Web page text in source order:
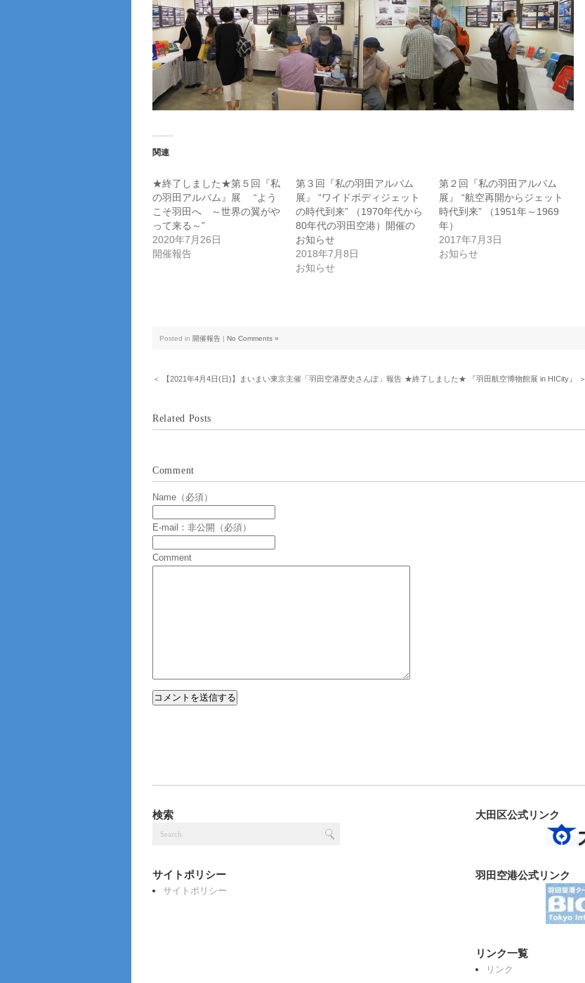
関連
★終了しました★第５回『私
の羽田アルバム』展 “よう
こそ羽田へ ～世界の翼がや
って来る～”
2020年7月26日
開催報告
第３回『私の羽田アルバム
展』 “ワイドボディジェット
の時代到来” （1970年代から
80年代の羽田空港）開催の
お知らせ
2018年7月8日
お知らせ
第２回『私の羽田アルバム
展』 “航空再開からジェット
時代到来” （1951年～1969
年）
2017年7月3日
お知らせ
Posted in 開催報告 | No Comments »
＜ 【2021年4月4日(日)】まいまい東京主催「羽田空港歴史さんぽ」報告 ★終了しました★ 『羽田航空博物館展 in HICity』 ＞
Related Posts
Comment
Name（必須）
E-mail：非公開（必須）
Comment
検索
サイトポリシー
サイトポリシー
大田区公式リンク
羽田空港公式リンク
リンク一覧
リンク